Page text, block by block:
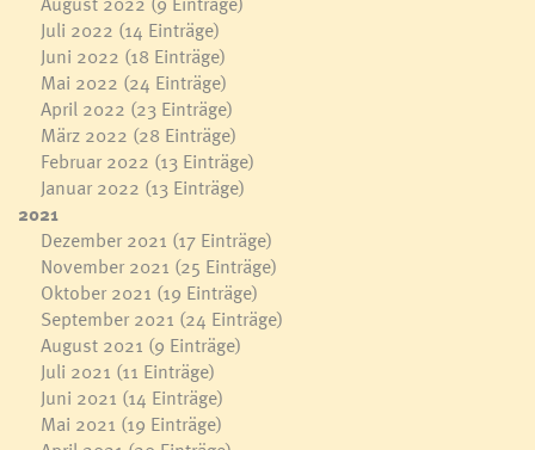
Juli 2022 (14 Einträge)
Juni 2022 (18 Einträge)
Mai 2022 (24 Einträge)
April 2022 (23 Einträge)
März 2022 (28 Einträge)
Februar 2022 (13 Einträge)
Januar 2022 (13 Einträge)
2021
Dezember 2021 (17 Einträge)
November 2021 (25 Einträge)
Oktober 2021 (19 Einträge)
September 2021 (24 Einträge)
August 2021 (9 Einträge)
Juli 2021 (11 Einträge)
Juni 2021 (14 Einträge)
Mai 2021 (19 Einträge)